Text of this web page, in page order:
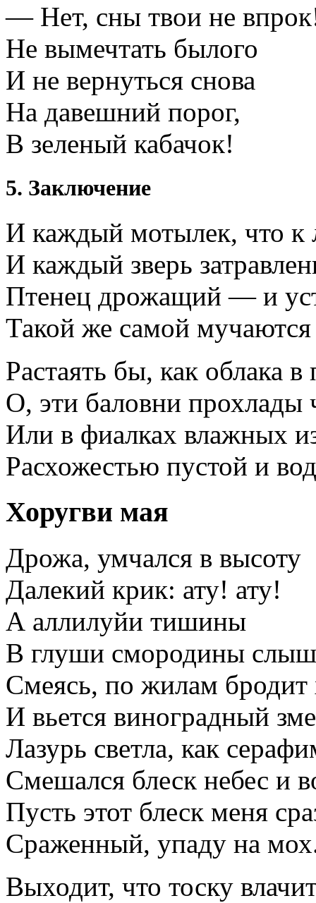
— Нет, сны твои не
Не вымечтать былого
И не вернуться снова
На давешний порог,
В зеленый кабачок!
5. Заключение
И каждый мотылек, что к
И каждый зверь
Птенец дрожащий — и
Такой же самой
Растаять бы, как облака
О, эти баловни
Или в фиалках влажных
Расхожестью пустой и
Хоругви мая
Дрожа, умчался в высоту
Далекий крик: ату! ату!
А аллилуйи тишины
В глуши смородины
Смеясь, по жилам бродит
И вьется виноградный
Лазурь светла, как
Смешался блеск небес и
Пусть этот блеск меня
Сраженный, упаду на
Выходит, что тоску